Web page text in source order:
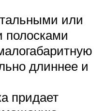
или
полосками
длиннее и
придает